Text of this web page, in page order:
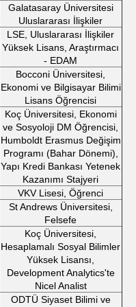
Galatasaray Üniversitesi
Uluslararası İlişkiler
LSE, Uluslararası İlişkiler
Yüksek Lisans, Araştırmacı
- EDAM
Bocconi Üniversitesi,
Ekonomi ve Bilgisayar Bilimi
Lisans Öğrencisi
Koç Üniversitesi, Ekonomi
ve Sosyoloji DM Öğrencisi,
Humboldt Erasmus Değişim
Programı (Bahar Dönemi),
Yapı Kredi Bankası Yetenek
Kazanımı Stajyeri
VKV Lisesi, Öğrenci
St Andrews Üniversitesi,
Felsefe
Koç Üniversitesi,
Hesaplamalı Sosyal Bilimler
Yüksek Lisansı,
Development Analytics'te
Nicel Analist
ODTÜ Siyaset Bilimi ve